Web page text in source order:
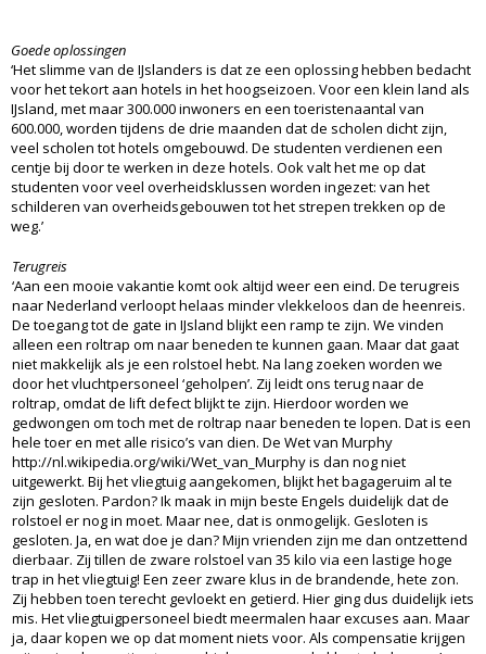
Goede oplossingen
‘Het slimme van de IJslanders is dat ze een oplossing hebben bedacht
voor het tekort aan hotels in het hoogseizoen. Voor een klein land als
IJsland, met maar 300.000 inwoners en een toeristenaantal van
600.000, worden tijdens de drie maanden dat de scholen dicht zijn,
veel scholen tot hotels omgebouwd. De studenten verdienen een
centje bij door te werken in deze hotels. Ook valt het me op dat
studenten voor veel overheidsklussen worden ingezet: van het
schilderen van overheidsgebouwen tot het strepen trekken op de
weg.’
Terugreis
‘Aan een mooie vakantie komt ook altijd weer een eind. De terugreis
naar Nederland verloopt helaas minder vlekkeloos dan de heenreis.
De toegang tot de gate in IJsland blijkt een ramp te zijn. We vinden
alleen een roltrap om naar beneden te kunnen gaan. Maar dat gaat
niet makkelijk als je een rolstoel hebt. Na lang zoeken worden we
door het vluchtpersoneel ‘geholpen’. Zij leidt ons terug naar de
roltrap, omdat de lift defect blijkt te zijn. Hierdoor worden we
gedwongen om toch met de roltrap naar beneden te lopen. Dat is een
hele toer en met alle risico’s van dien. De Wet van Murphy
http://nl.wikipedia.org/wiki/Wet_van_Murphy is dan nog niet
uitgewerkt. Bij het vliegtuig aangekomen, blijkt het bagageruim al te
zijn gesloten. Pardon? Ik maak in mijn beste Engels duidelijk dat de
rolstoel er nog in moet. Maar nee, dat is onmogelijk. Gesloten is
gesloten. Ja, en wat doe je dan? Mijn vrienden zijn me dan ontzettend
dierbaar. Zij tillen de zware rolstoel van 35 kilo via een lastige hoge
trap in het vliegtuig! Een zeer zware klus in de brandende, hete zon.
Zij hebben toen terecht gevloekt en getierd. Hier ging dus duidelijk iets
mis. Het vliegtuigpersoneel biedt meermalen haar excuses aan. Maar
ja, daar kopen we op dat moment niets voor. Als compensatie krijgen